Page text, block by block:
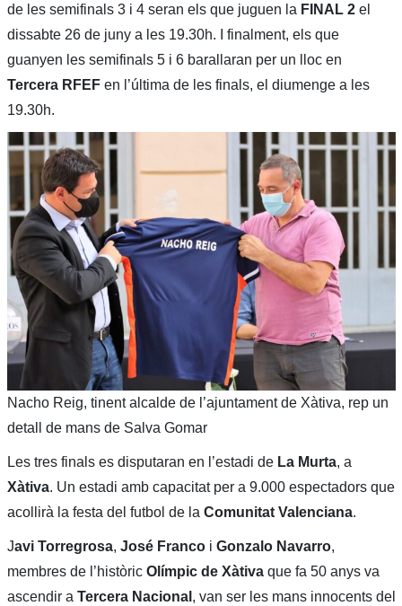
de les semifinals 3 i 4 seran els que juguen la FINAL 2el
dissabte 26 de juny a les 19.30h. I finalment, els que
guanyen les semifinals 5 i 6 barallaran per un lloc en
Tercera RFEF en l’última de les finals, el diumenge a les
19.30h.
Nacho Reig, tinent alcalde de l’ajuntament de Xàtiva, rep un
detall de mans de Salva Gomar
Les tres finals es disputaran en l’estadi deLa Murta, a
Xàtiva. Un estadi amb capacitat per a 9.000 espectadors que
acollirà la festa del futbol de la Comunitat Valenciana.
Javi Torregrosa, José Francoi Gonzalo Navarro,
membres de l’històric Olímpic de Xàtiva que fa 50 anys va
ascendir a Tercera Nacional , van ser les mans innocents del